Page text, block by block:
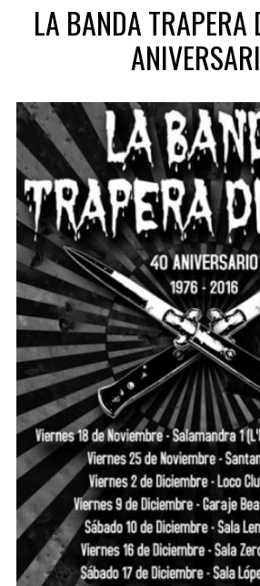
LA BANDA